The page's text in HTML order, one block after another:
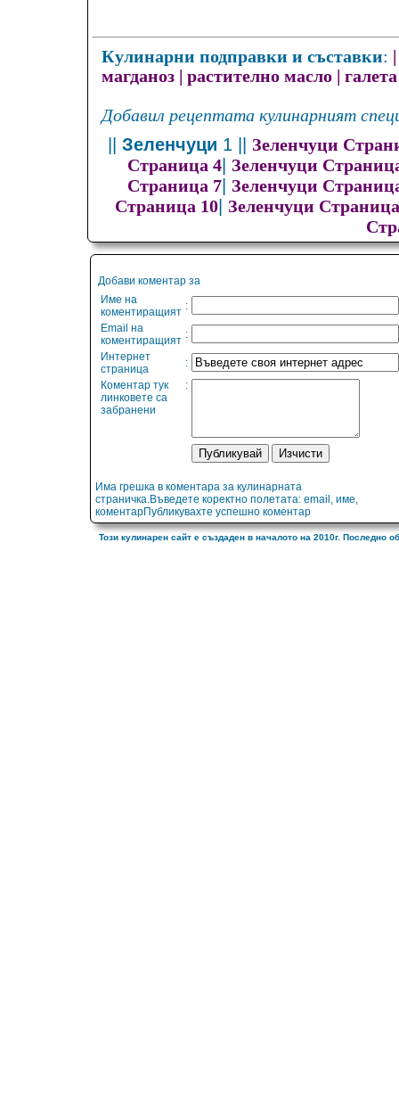
Кулинарни подправки и съставки:
магданоз
растително масло галета
Добавил рецептата кулинарният
Зеленчуци 1 || Зеленчуци
Страница 4 Зеленчуци
Страница 7 Зеленчуци
Страница 10| Зеленчуци
Добави коментар за
Име на
коментиращият :
Email на
коментиращият :
Интернет
страница
:
Коментар тук
линковете са
забранени
:
Има грешка в коментара за кулинарната
страничка.Въведете коректно полетата: email, име,
коментарПубликувахте успешно коментар
Този кулинарен сайт е създаден в началото на 2010г. Последно